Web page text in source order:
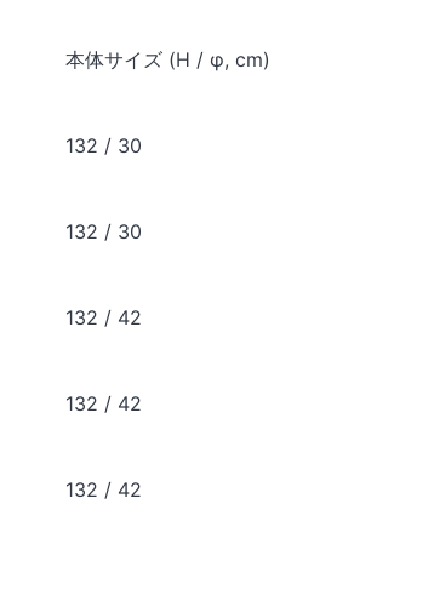
本体サイズ (H / φ, cm)
132 / 30
132 / 30
132 / 42
132 / 42
132 / 42